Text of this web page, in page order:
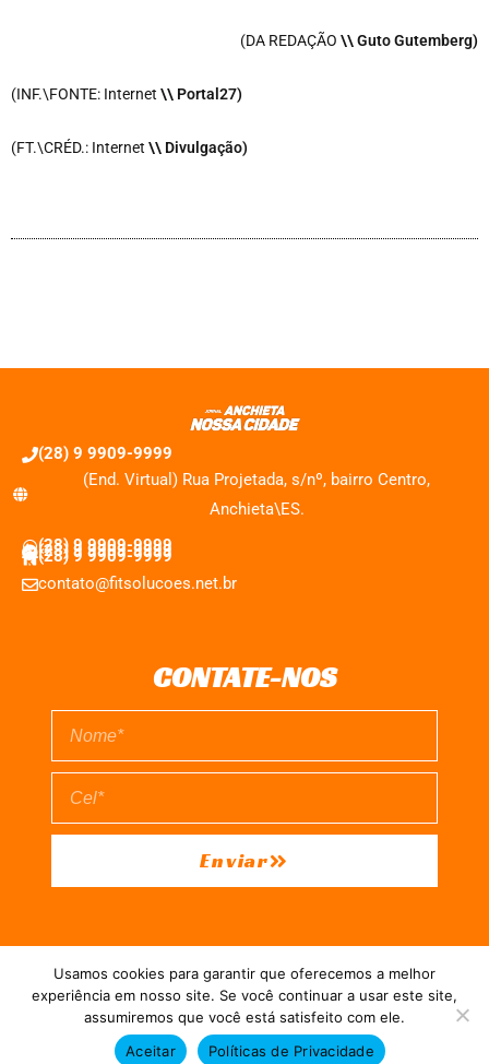
(DA REDAÇÃO \\ Guto Gutemberg)
(INF.\FONTE: Internet \\ Portal27)
(FT.\CRÉD.: Internet \\ Divulgação)
(28) 9 9909-9999
(End. Virtual) Rua Projetada, s/nº, bairro Centro,
Anchieta\ES.
(28) 9 9909-9999
(28) 9 9909-9999
(28) 9 9909-9999
contato@fitsolucoes.net.br
CONTATE-NOS
Enviar
EXPEDIENTE QUEM SOMOS
POLÍTICA DE PRIVACIDADE
TERMO DE USO
Direitos reservados à FIT Soluções = Atualizado pelo Consórcio de
Usamos cookies para garantir que oferecemos a melhor
experiência em nosso site. Se você continuar a usar este site,
assumiremos que você está satisfeito com ele.
Aceitar
Políticas de Privacidade